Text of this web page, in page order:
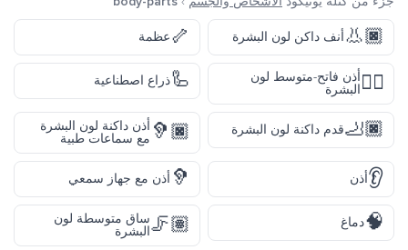
👃🏿أنف داكن لون البشرة 🦴عظمة
👂🏼أذن فاتح-متوسط لون
البشرة
🦾ذراع اصطناعية
🦶🏿قدم داكنة لون البشرة 🦻🏿 أذن داكنة لون البشرة
مع سماعات طبية
👂أذن 🦻 أذن مع جهاز سمعي
🧠دماغ 🦵🏽ساق متوسطة لون
البشرة